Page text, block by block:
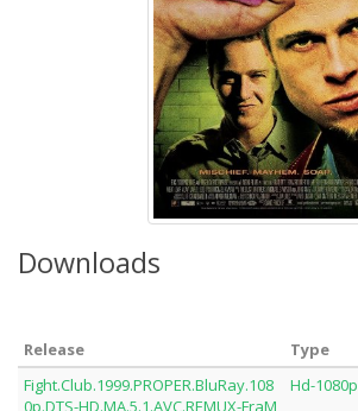
Downloads
Release Type
Fight.Club.1999.PROPER.BluRay.108
0p.DTS-HD.MA.5.1.AVC.REMUX-FraM
Hd-1080p